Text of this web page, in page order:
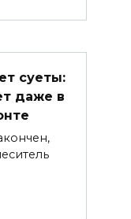
суеты:
даже в